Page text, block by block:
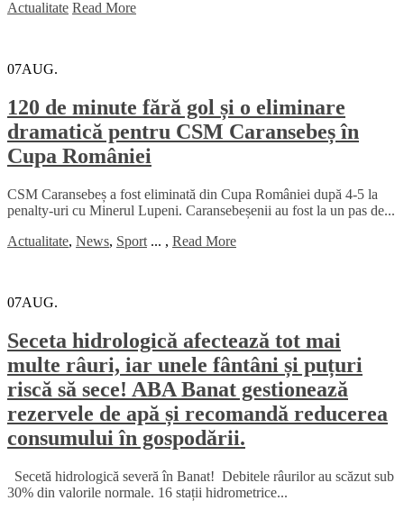
Actualitate Read More
07AUG.
120 de minute fără gol și o eliminare
dramatică pentru CSM Caransebeș în
Cupa României
CSM Caransebeș a fost eliminată din Cupa României după 4-5 la
penalty-uri cu Minerul Lupeni. Caransebeșenii au fost la un pas de...
Actualitate, News, Sport ... , Read More
07AUG.
Seceta hidrologică afectează tot mai
multe râuri, iar unele fântâni și puțuri
riscă să sece! ABA Banat gestionează
rezervele de apă și recomandă reducerea
consumului în gospodării.
Secetă hidrologică severă în Banat! Debitele râurilor au scăzut sub
30% din valorile normale. 16 stații hidrometrice...